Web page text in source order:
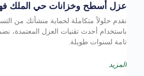
عزل أسطح وخزانات حي الملك
نقدم حلولاً متكاملة لحماية منشأتك من
باستخدام أحدث تقنيات العزل المعتمدة،
تامة لسنوات طويلة.
المزيد